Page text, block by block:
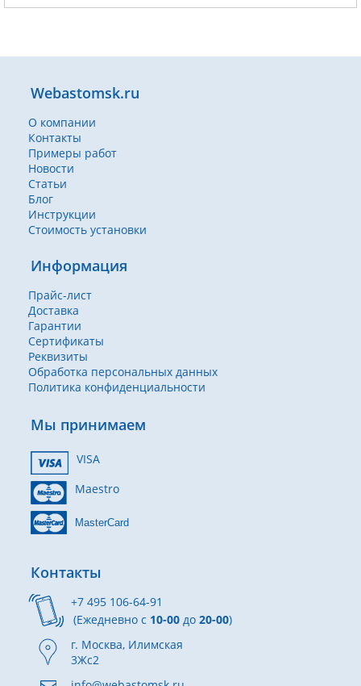
Webastomsk.ru
О компании
Контакты
Примеры работ
Новости
Статьи
Блог
Инструкции
Стоимость установки
Информация
Прайс-лист
Доставка
Гарантии
Сертификаты
Реквизиты
Обработка персональных данных
Политика конфиденциальности
Мы принимаем
VISA
Maestro
MasterCard
Контакты
+7 495 106-64-91
(Ежедневно с 10-00 до 20-00)
г. Москва, Илимская
3Жс2